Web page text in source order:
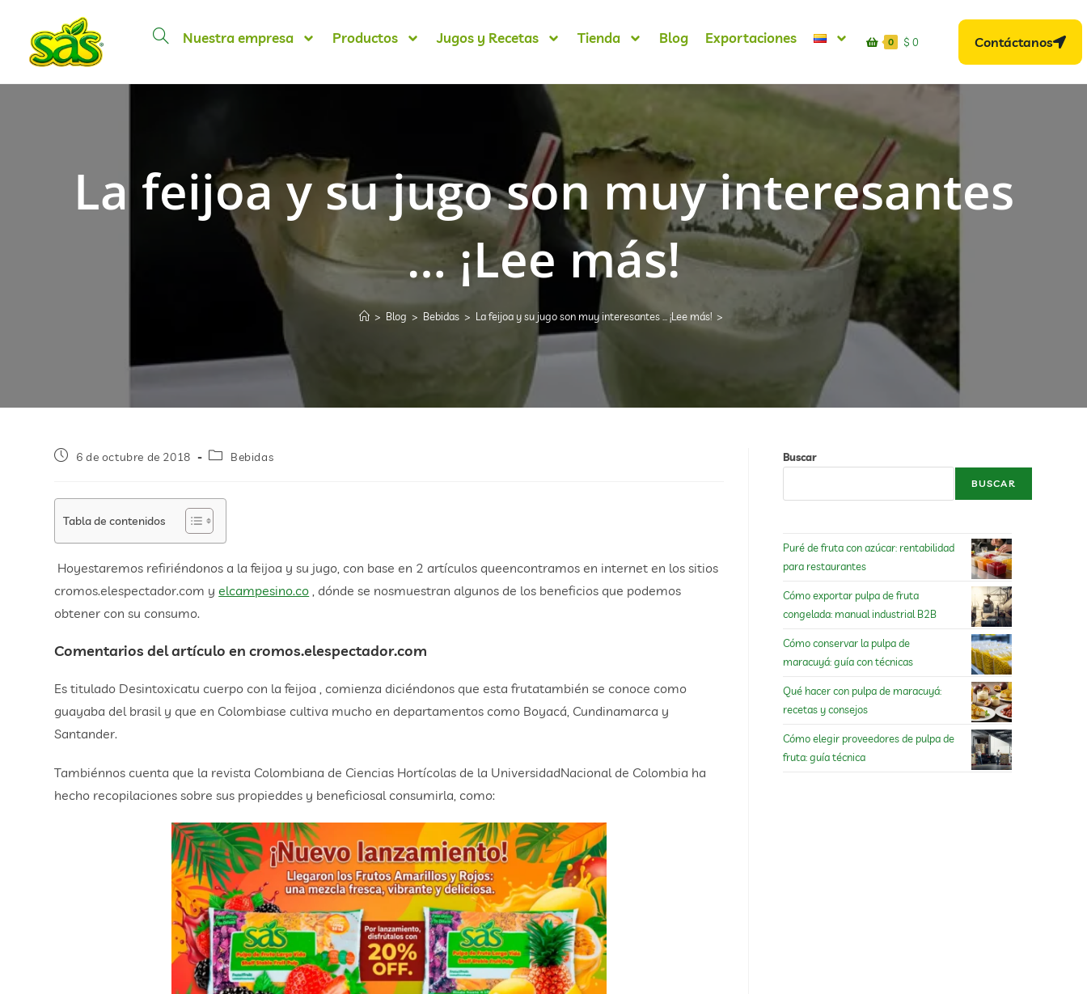
Nuestra empresa Productos Jugos y Recetas Tienda Blog Exportaciones 0 $ 0 Contáctanos
La feijoa y su jugo son muy interesantes
… ¡Lee más!
> Blog > Bebidas > La feijoa y su jugo son muy interesantes … ¡Lee más! >
6 de octubre de 2018 Bebidas
Tabla de contenidos
Hoyestaremos refiriéndonos a la feijoa y su jugo, con base en 2 artículos queencontramos en internet en los sitios
cromos.elespectador.com yelcampesino.co , dónde se nosmuestran algunos de los beneficios que podemos
obtener con su consumo.
Comentarios del artículo en cromos.elespectador.com
Es titulado Desintoxicatu cuerpo con la feijoa , comienza diciéndonos que esta frutatambién se conoce como
guayaba del brasil y que en Colombiase cultiva mucho en departamentos como Boyacá, Cundinamarca y
Santander.
Tambiénnos cuenta que la revista Colombiana de Ciencias Hortícolas de la UniversidadNacional de Colombia ha
hecho recopilaciones sobre sus propieddes y beneficiosal consumirla, como:
Buscar
BUSCAR
Puré de fruta con azúcar: rentabilidad
para restaurantes
Cómo exportar pulpa de fruta
congelada: manual industrial B2B
Cómo conservar la pulpa de
maracuyá: guía con técnicas
Qué hacer con pulpa de maracuyá:
recetas y consejos
Cómo elegir proveedores de pulpa de
fruta: guía técnica